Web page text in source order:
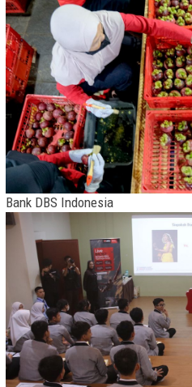
Bank DBS Indonesia